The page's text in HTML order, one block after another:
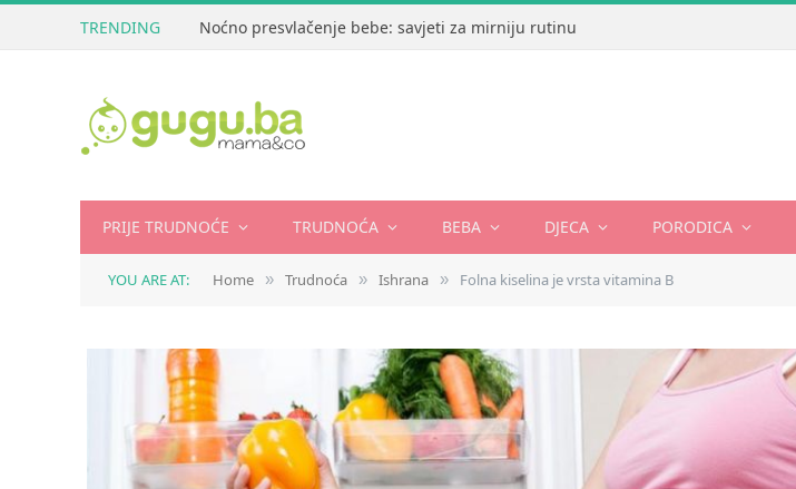
TRENDING Noćno presvlačenje bebe: savjeti za mirniju rutinu
PRIJE TRUDNOĆE TRUDNOĆA BEBA DJECA PORODICA
YOU ARE AT: Home » Trudnoća » Ishrana » Folna kiselina je vrsta vitamina B